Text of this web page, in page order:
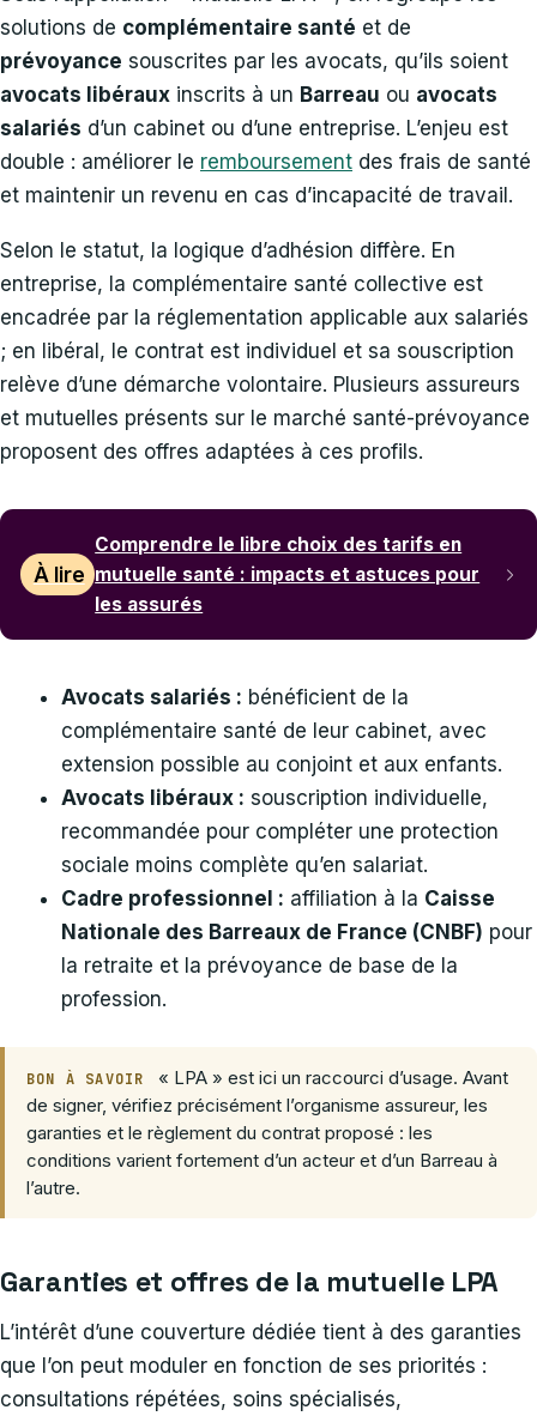
solutions de complémentaire santé et de
prévoyance souscrites par les avocats, qu’ils soient
avocats libéraux inscrits à un Barreau ou avocats
salariés d’un cabinet ou d’une entreprise. L’enjeu est
double : améliorer le remboursement des frais de santé
et maintenir un revenu en cas d’incapacité de travail.
Selon le statut, la logique d’adhésion diffère. En
entreprise, la complémentaire santé collective est
encadrée par la réglementation applicable aux salariés
; en libéral, le contrat est individuel et sa souscription
relève d’une démarche volontaire. Plusieurs assureurs
et mutuelles présents sur le marché santé-prévoyance
proposent des offres adaptées à ces profils.
À lire
Comprendre le libre choix des tarifs en
mutuelle santé : impacts et astuces pour
les assurés
Avocats salariés : bénéficient de la
complémentaire santé de leur cabinet, avec
extension possible au conjoint et aux enfants.
Avocats libéraux : souscription individuelle,
recommandée pour compléter une protection
sociale moins complète qu’en salariat.
Cadre professionnel : affiliation à la Caisse
Nationale des Barreaux de France (CNBF) pour
la retraite et la prévoyance de base de la
profession.
BON À SAVOIR
« LPA » est ici un raccourci d’usage. Avant
de signer, vérifiez précisément l’organisme assureur, les
garanties et le règlement du contrat proposé : les
conditions varient fortement d’un acteur et d’un Barreau à
l’autre.
Garanties et offres de la mutuelle LPA
L’intérêt d’une couverture dédiée tient à des garanties
que l’on peut moduler en fonction de ses priorités :
consultations répétées, soins spécialisés,